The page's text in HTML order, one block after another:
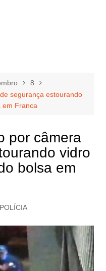
8
segurança estourando
em Franca
por câmera
vidro
bolsa em
POLÍCIA